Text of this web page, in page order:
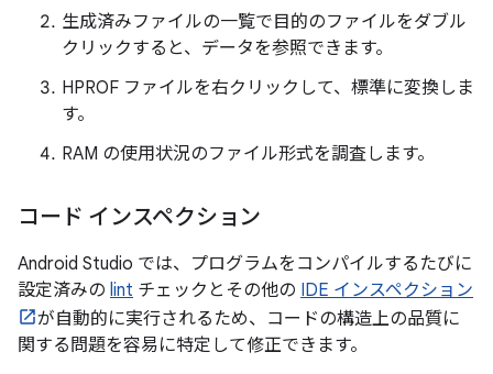
生成済みファイルの一覧で目的のファイルをダブル
クリックすると、データを参照できます。
HPROF ファイルを右クリックして、標準に変換しま
す。
RAM の使用状況のファイル形式を調査します。
コード インスペクション
Android Studio では、プログラムをコンパイルするたびに
設定済みの lint チェックとその他の IDE インスペクション
が自動的に実行されるため、コードの構造上の品質に
関する問題を容易に特定して修正できます。